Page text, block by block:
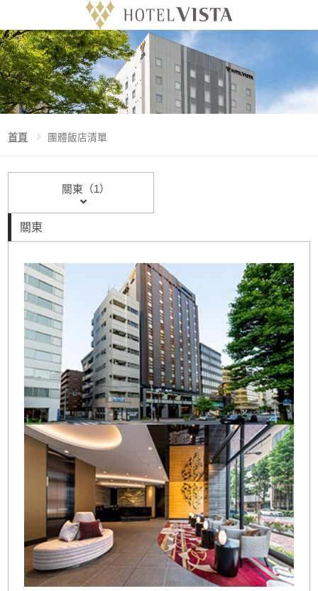
首頁 團體飯店清單
關東（1）
關東
Language
官方網站預訂特典
團體飯店清單